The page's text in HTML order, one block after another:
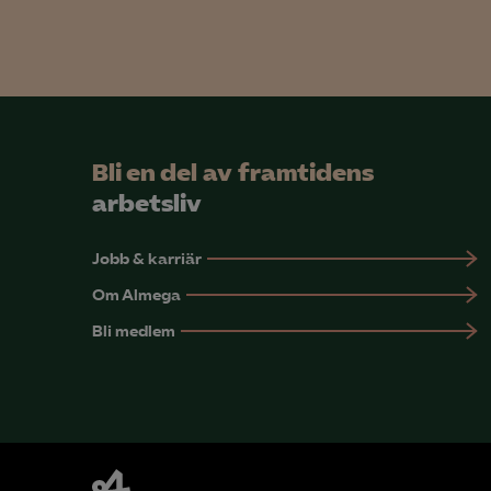
Bli en del av framtidens
arbetsliv
Jobb & karriär
Om Almega
Bli medlem